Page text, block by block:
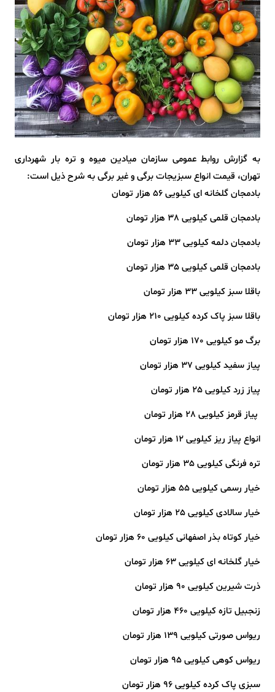
به گزارش روابط عمومی سازمان میادین میوه و تره بار شهرداری
تهران، قیمت انواع سبزیجات برگی و غیر برگی به شرح ذیل است:
بادمجان گلخانه ای کیلویی 56 هزار تومان
بادمجان قلمی کیلویی 38 هزار تومان
بادمجان دلمه کیلویی 33 هزار تومان
بادمجان قلمی کیلویی 35 هزار تومان
باقلا سبز کیلویی 33 هزار تومان
باقلا سبز پاک کرده کیلویی 210 هزار تومان
برگ مو کیلویی 170 هزار تومان
پیاز سفید کیلویی 37 هزار تومان
پیاز زرد کیلویی 25 هزار تومان
️ پیاز قرمز کیلویی 28 هزار تومان
انواع پیاز ریز کیلویی 12 هزار تومان
تره فرنگی کیلویی 35 هزار تومان
خیار رسمی کیلویی 55 هزار تومان
خیار سالادی کیلویی 25 هزار تومان
خیار کوتاه بذر اصفهانی کیلویی 60 هزار تومان
خیار گلخانه ای کیلویی 63 هزار تومان
ذرت شیرین کیلویی 90 هزار تومان
زنجبیل تازه کیلویی 460 هزار تومان
ریواس صورتی کیلویی 139 هزار تومان
ریواس کوهی کیلویی 95 هزار تومان
سبزی پاک کرده کیلویی 96 هزار تومان